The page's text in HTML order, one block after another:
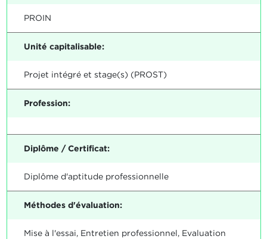
PROIN
Unité capitalisable:
Projet intégré et stage(s) (PROST)
Profession:
Diplôme / Certificat:
Diplôme d'aptitude professionnelle
Méthodes d'évaluation:
Mise à l'essai, Entretien professionnel, Evaluation